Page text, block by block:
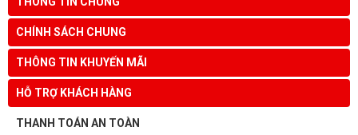
CHÍNH SÁCH CHUNG
THÔNG TIN KHUYẾN MÃI
HỖ TRỢ KHÁCH HÀNG
THANH TOÁN AN TOÀN